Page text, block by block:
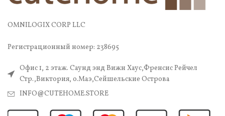
OMNILOGIX CORP LLC
Регистрационный номер: 238695
Офис 1, 2 этаж. Саунд энд Вижн Хаус,Френсис Рейчел
Стр.,Виктория, о.Маэ,Сейшельские Острова
INFO@CUTEHOME.STORE